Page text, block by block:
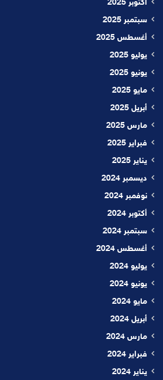
أكتوبر 2025
سبتمبر 2025
أغسطس 2025
يوليو 2025
يونيو 2025
مايو 2025
أبريل 2025
مارس 2025
فبراير 2025
يناير 2025
ديسمبر 2024
نوفمبر 2024
أكتوبر 2024
سبتمبر 2024
أغسطس 2024
يوليو 2024
يونيو 2024
مايو 2024
أبريل 2024
مارس 2024
فبراير 2024
يناير 2024